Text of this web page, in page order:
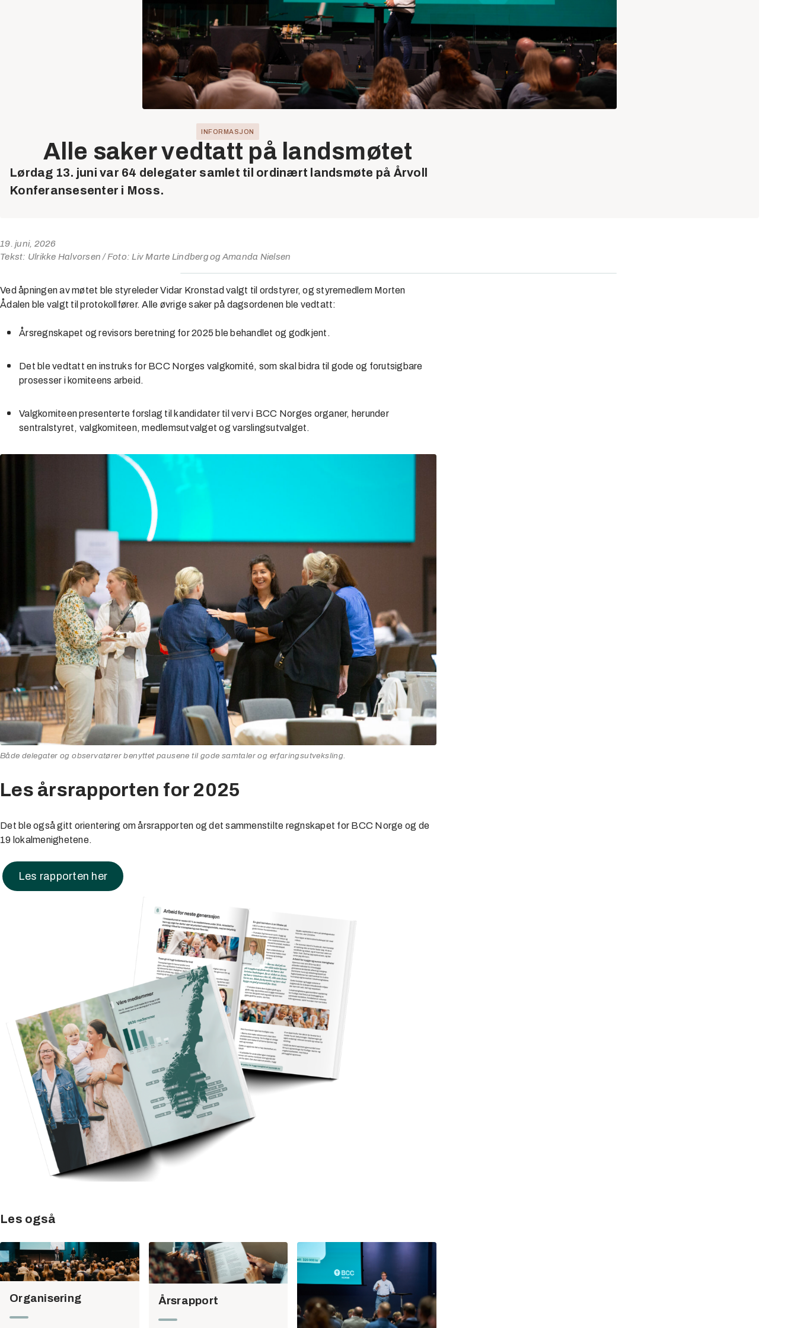
INFORMASJON
Alle saker vedtatt på landsmøtet
Lørdag 13. juni var 64 delegater samlet til ordinært landsmøte på Årvoll
Konferansesenter i Moss.
19. juni, 2026
Tekst: Ulrikke Halvorsen / Foto: Liv Marte Lindberg og Amanda Nielsen
Ved åpningen av møtet ble styreleder Vidar Kronstad valgt til ordstyrer, og styremedlem Morten
Ådalen ble valgt til protokollfører. Alle øvrige saker på dagsordenen ble vedtatt:
Årsregnskapet og revisors beretning for 2025 ble behandlet og godkjent.
Det ble vedtatt en instruks for BCC Norges valgkomité, som skal bidra til gode og forutsigbare
prosesser i komiteens arbeid.
Valgkomiteen presenterte forslag til kandidater til verv i BCC Norges organer, herunder
sentralstyret, valgkomiteen, medlemsutvalget og varslingsutvalget.
Både delegater og observatører benyttet pausene til gode samtaler og erfaringsutveksling.
Les årsrapporten for 2025
Det ble også gitt orientering om årsrapporten og det sammenstilte regnskapet for BCC Norge og de
19 lokalmenighetene.
Les rapporten her
Les også
Organisering Årsrapport